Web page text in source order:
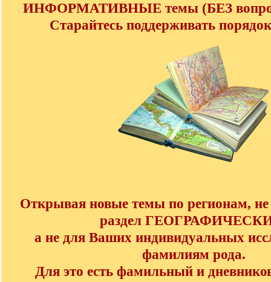
ИНФОРМАТИВНЫЕ темы (БЕЗ
Старайтесь поддерживать
Открывая новые темы по регионам, не
раздел
а не для Ваших индивидуальных
фамилиям рода.
Для это есть фамильный и